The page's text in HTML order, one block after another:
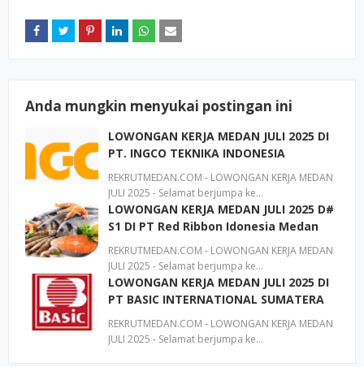
Anda mungkin menyukai postingan ini
LOWONGAN KERJA MEDAN JULI 2025 DI
PT. INGCO TEKNIKA INDONESIA
REKRUTMEDAN.COM - LOWONGAN KERJA MEDAN
JULI 2025 - Selamat berjumpa ke…
LOWONGAN KERJA MEDAN JULI 2025 D#
S1 DI PT Red Ribbon Idonesia Medan
REKRUTMEDAN.COM - LOWONGAN KERJA MEDAN
JULI 2025 - Selamat berjumpa ke…
LOWONGAN KERJA MEDAN JULI 2025 DI
PT BASIC INTERNATIONAL SUMATERA
REKRUTMEDAN.COM - LOWONGAN KERJA MEDAN
JULI 2025 - Selamat berjumpa ke…